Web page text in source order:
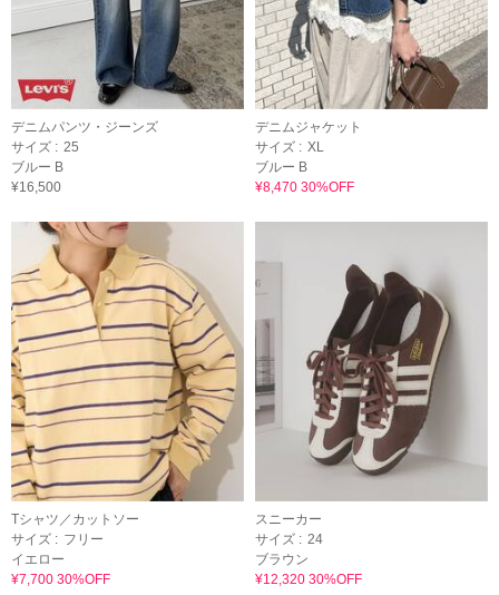
デニムパンツ・ジーンズ
サイズ : 25
ブルー B
¥16,500
デニムジャケット
サイズ : XL
ブルー B
¥8,470 30%OFF
Tシャツ／カットソー
サイズ : フリー
イエロー
¥7,700 30%OFF
スニーカー
サイズ : 24
ブラウン
¥12,320 30%OFF